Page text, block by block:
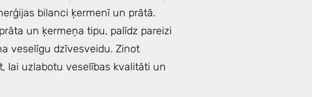
bilanci ķermenī un prātā.
un ķermeņa tipu, palīdz pareizi
veselīgu dzīvesveidu. Zinot
lai uzlabotu veselības kvalitāti un